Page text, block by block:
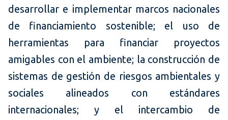
desarrollar e implementar marcos nacionales
de financiamiento sostenible; el uso de
herramientas para financiar proyectos
amigables con el ambiente; la construcción de
sistemas de gestión de riesgos ambientales y
sociales alineados con estándares
internacionales; y el intercambio de